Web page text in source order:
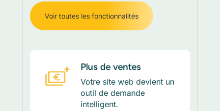
Voir toutes les fonctionnalités
Plus de ventes
Votre site web devient un
outil de demande
intelligent.